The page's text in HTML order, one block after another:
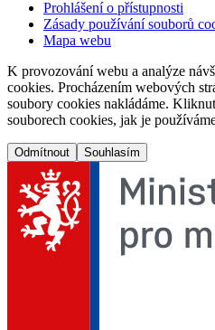
Prohlášení o přístupnosti
Zásady používání souborů
Mapa webu
K provozování webu a analýze
cookies. Procházením webových
soubory cookies nakládáme.
souborech cookies, jak je
Odmítnout Souhlasím